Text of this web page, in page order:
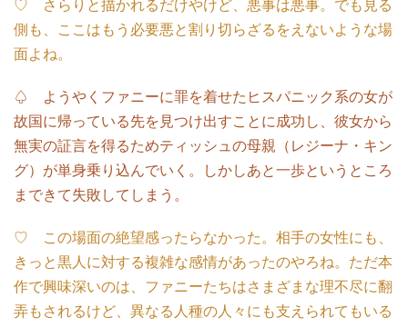
♡ さらりと描かれるだけやけど、悪事は悪事。でも見る
側も、ここはもう必要悪と割り切らざるをえないような場
面よね。
♤ ようやくファニーに罪を着せたヒスパニック系の女が
故国に帰っている先を見つけ出すことに成功し、彼女から
無実の証言を得るためティッシュの母親（レジーナ・キン
グ）が単身乗り込んでいく。しかしあと一歩というところ
まできて失敗してしまう。
♡ この場面の絶望感ったらなかった。相手の女性にも、
きっと黒人に対する複雑な感情があったのやろね。ただ本
作で興味深いのは、ファニーたちはさまざまな理不尽に翻
弄もされるけど、異なる人種の人々にも支えられてもいる